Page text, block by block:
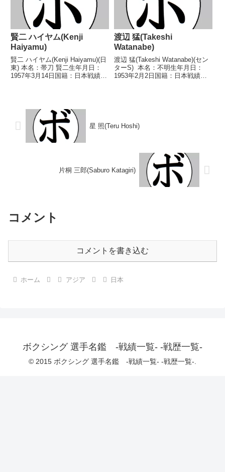
賢二 ハイヤム(Kenji
Haiyamu)
賢二 ハイヤム(Kenji Haiyamu)(日
東) 本名：帯刀 賢二生年月日：
1957年3月14日国籍：日本戦績：
(ハッピー...
渡辺 猛(Takeshi
Watanabe)
渡辺 猛(Takeshi Watanabe)(セン
ターS) 本名：不明生年月日：
1953年2月2日国籍：日本戦績：
星 照(Teru Hoshi)
片桐 三郎(Saburo Katagiri)
コメント
コメントを書き込む
ホーム アジア 日本
ボクシング 選手名鑑 -戦績一覧- -戦歴一覧-
© 2015 ボクシング 選手名鑑 -戦績一覧- -戦歴一覧-.